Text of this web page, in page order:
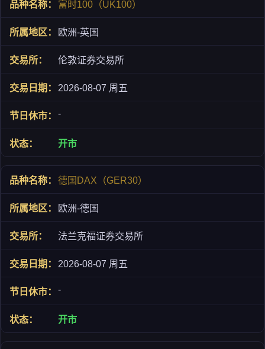
富时100（UK100）
欧洲-英国
伦敦证券交易所
2026-08-07 周五
-
开市
德国DAX（GER30）
欧洲-德国
法兰克福证券交易所
2026-08-07 周五
-
开市